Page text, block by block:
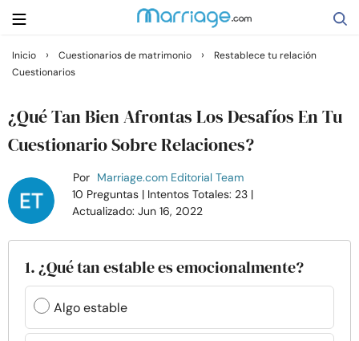
Buscar
Casarse
Relaciones
Familia
Ayuda
Cursos
Inicio › Cuestionarios de matrimonio ›
Restablece tu relación
Cuestionarios
¿Qué Tan Bien Afrontas Los Desafíos En Tu
Cuestionario Sobre Relaciones?
Por Marriage.com Editorial Team
10 Preguntas | Intentos Totales: 23 |
Actualizado: Jun 16, 2022
1. ¿Qué tan estable es emocionalmente?
Algo estable